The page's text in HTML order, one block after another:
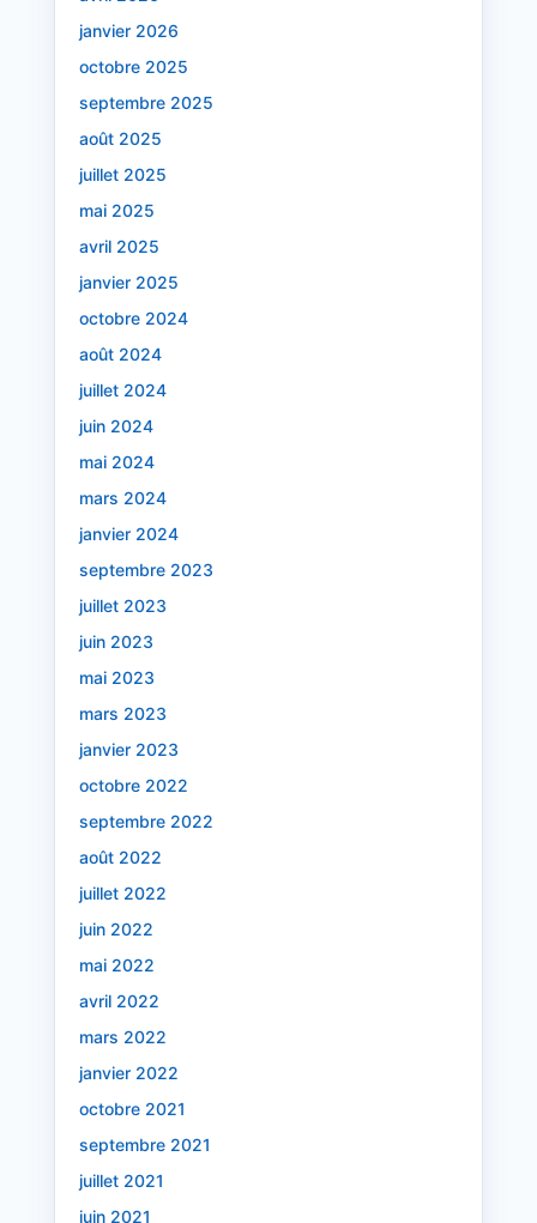
janvier 2026
octobre 2025
septembre 2025
août 2025
juillet 2025
mai 2025
avril 2025
janvier 2025
octobre 2024
août 2024
juillet 2024
juin 2024
mai 2024
mars 2024
janvier 2024
septembre 2023
juillet 2023
juin 2023
mai 2023
mars 2023
janvier 2023
octobre 2022
septembre 2022
août 2022
juillet 2022
juin 2022
mai 2022
avril 2022
mars 2022
janvier 2022
octobre 2021
septembre 2021
juillet 2021
juin 2021